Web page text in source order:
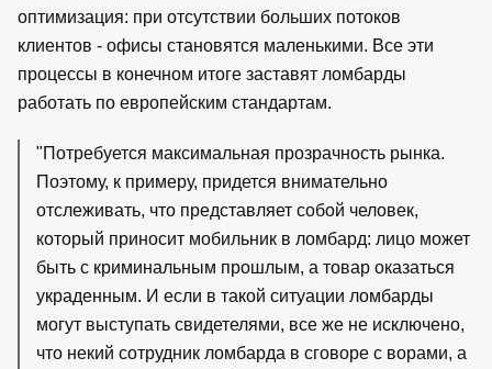
оптимизация: при отсутствии больших потоков
клиентов - офисы становятся маленькими. Все эти
процессы в конечном итоге заставят ломбарды
работать по европейским стандартам.
"Потребуется максимальная прозрачность рынка.
Поэтому, к примеру, придется внимательно
отслеживать, что представляет собой человек,
который приносит мобильник в ломбард: лицо может
быть с криминальным прошлым, а товар оказаться
украденным. И если в такой ситуации ломбарды
могут выступать свидетелями, все же не исключено,
что некий сотрудник ломбарда в сговоре с ворами, а